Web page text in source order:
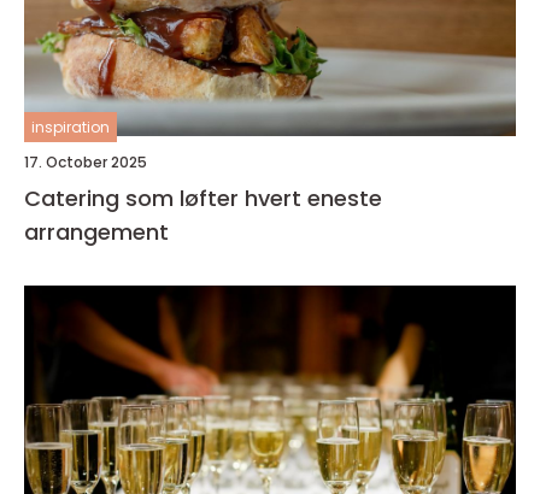
inspiration
17. October 2025
Catering som løfter hvert eneste
arrangement